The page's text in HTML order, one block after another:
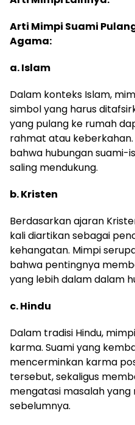
Arti Mimpi Suami
Agama:
a. Islam
Dalam konteks Islam,
simbol yang harus
yang pulang ke rumah
rahmat atau
bahwa hubungan suami-
saling mendukung.
b. Kristen
Berdasarkan ajaran
kali diartikan sebagai
kehangatan. Mimpi
bahwa pentingnya
yang lebih dalam dalam
c. Hindu
Dalam tradisi Hindu,
karma. Suami yang
mencerminkan karma
tersebut, sekaligus
mengatasi masalah
sebelumnya.